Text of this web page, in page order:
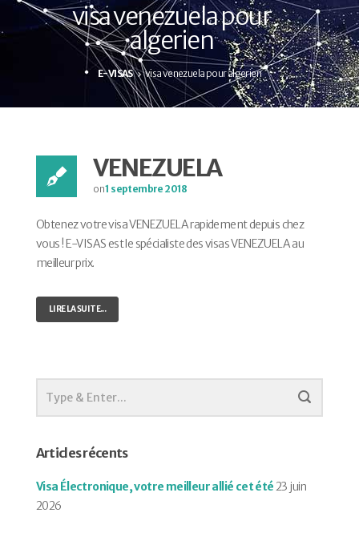
visa venezuela pour
algerien
E-VISAS visa venezuela pour algerien
VENEZUELA
on1 septembre 2018
Obtenez votre visa VENEZUELA rapidement depuis chez
vous ! E-VISAS est le spécialiste des visas VENEZUELA au
meilleur prix.
LIRE LA SUITE...
Articles récents
Visa Électronique, votre meilleur allié cet été23 juin
2026